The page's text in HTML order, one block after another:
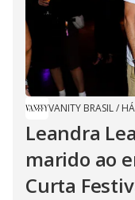
VANITY BRASIL/
Leandra
marido ao
Curta